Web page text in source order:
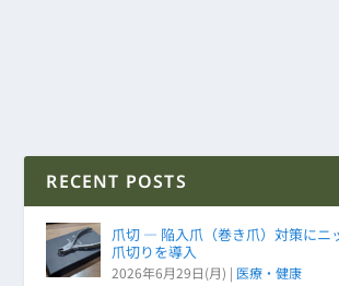
RECENT POSTS
爪切 ― 陥入爪（巻き爪）対策にニ
爪切りを導入
2026年6月29日(月) | 医療・健康